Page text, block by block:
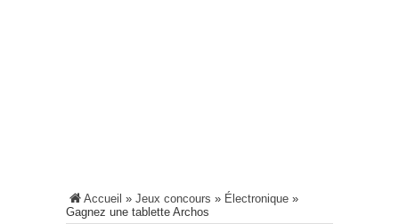
Accueil » Jeux concours » Électronique »
Gagnez une tablette Archos